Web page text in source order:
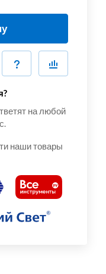
на любой
наши товары